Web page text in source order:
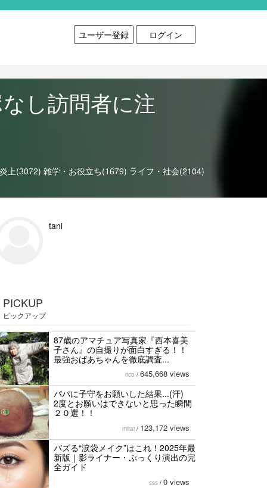
ユーザー登録 ログイン
し訪問者に注
上(3072) 雑学・お役立ち(1679) ライフ・社会(2104)
tani
PICKUP
ピックアップ
87歳のアマチュア写真家『西本喜美
子さん』の自撮りが面白すぎる！！
最強おばあちゃんを徹底調査...
rico / 645,668 views
パパに子守をお願いした結果...(汗)
2度とお願いはできないと思った瞬間
２０選！！
mirai / 123,172 views
バズる“涙袋メイク”はこれ！2025年最
新版｜影ライナー・ぷっくり演出の完
全ガイド
sss / 0 views